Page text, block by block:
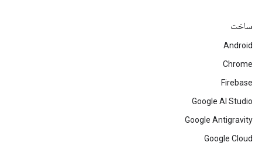
ساخت
Android
Chrome
Firebase
Google AI Studio
Google Antigravity
Google Cloud